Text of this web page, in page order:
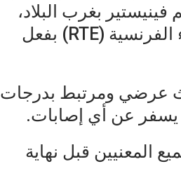
إقليم فينيستير بغرب البلاد،
إثر عطل أصاب أحد محوّلات شبكة نقل الكهرباء الفرنسية (RTE) بفعل
عرضي ومرتبط بدرجات
يسفر عن أي إصابات.
المعنيين قبل نهاية